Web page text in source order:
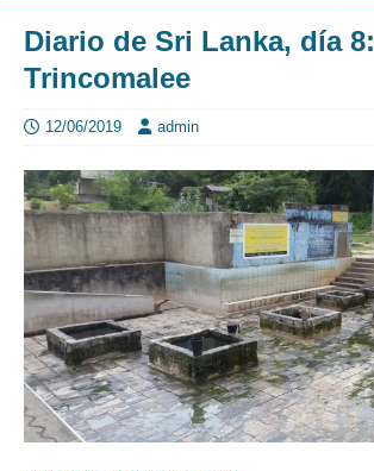
Diario de Sri Lanka, día 8:
Trincomalee
12/06/2019 admin